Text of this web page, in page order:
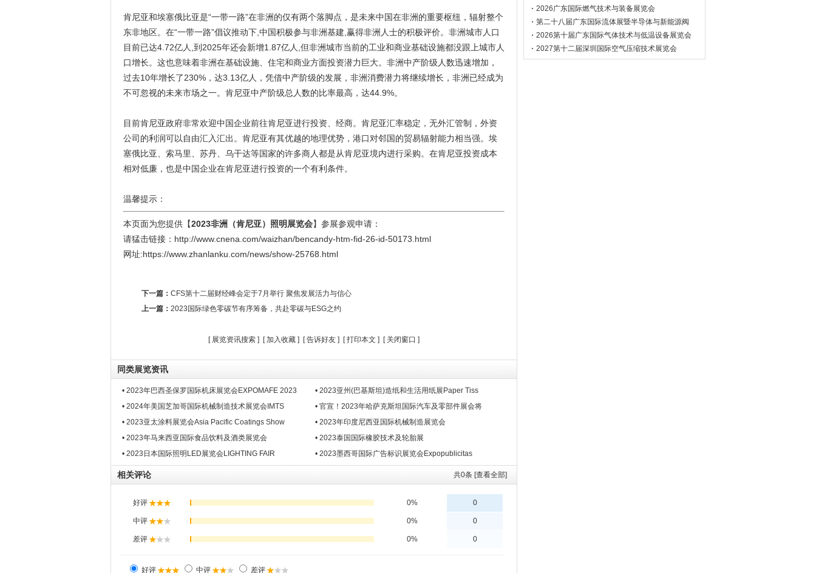
肯尼亚和埃塞俄比亚是“一带一路”在非洲的仅有两个落脚点，是未来中国在非洲的重要枢纽，辐射整个
东非地区。在“一带一路”倡议推动下,中国积极参与非洲基建,赢得非洲人士的积极评价。非洲城市人口
目前已达4.72亿人,到2025年还会新增1.87亿人,但非洲城市当前的工业和商业基础设施都没跟上城市人
口增长。这也意味着非洲在基础设施、住宅和商业方面投资潜力巨大。非洲中产阶级人数迅速增加，
过去10年增长了230%，达3.13亿人，凭借中产阶级的发展，非洲消费潜力将继续增长，非洲已经成为
不可忽视的未来市场之一。肯尼亚中产阶级总人数的比率最高，达44.9%。
目前肯尼亚政府非常欢迎中国企业前往肯尼亚进行投资、经商。肯尼亚汇率稳定，无外汇管制，外资
公司的利润可以自由汇入汇出。肯尼亚有其优越的地理优势，港口对邻国的贸易辐射能力相当强。埃
塞俄比亚、索马里、苏丹、乌干达等国家的许多商人都是从肯尼亚境内进行采购。在肯尼亚投资成本
相对低廉，也是中国企业在肯尼亚进行投资的一个有利条件。
温馨提示：
本页面为您提供【2023非洲（肯尼亚）照明展览会】参展参观申请：
请猛击链接：http://www.cnena.com/waizhan/bencandy-htm-fid-26-id-50173.html
网址:https://www.zhanlanku.com/news/show-25768.html
下一篇： CFS第十二届财经峰会定于7月举行 聚焦发展活力与信心
上一篇： 2023国际绿色零碳节有序筹备，共赴零碳与ESG之约
[ 展览资讯搜索 ] [加入收藏 ] [告诉好友 ] [打印本文 ] [ 关闭窗口 ]
同类展览资讯
• 2023年巴西圣保罗国际机床展览会EXPOMAFE 2023
• 2023亚州(巴基斯坦)造纸和生活用纸展Paper Tiss
• 2024年美国芝加哥国际机械制造技术展览会IMTS
• 官宣！2023年哈萨克斯坦国际汽车及零部件展会将
• 2023亚太涂料展览会Asia Pacific Coatings Show
• 2023年印度尼西亚国际机械制造展览会
• 2023年马来西亚国际食品饮料及酒类展览会
• 2023泰国国际橡胶技术及轮胎展
• 2023日本国际照明LED展览会LIGHTING FAIR
• 2023墨西哥国际广告标识展览会Expopublicitas
共0条 [查看全部]
相关评论
2026广东国际燃气技术与装备展览会
第二十八届广东国际流体展暨半导体与新能源阀
门管道展览会
2026第十届广东国际气体技术与低温设备展览会
2027第十二届深圳国际空气压缩技术展览会